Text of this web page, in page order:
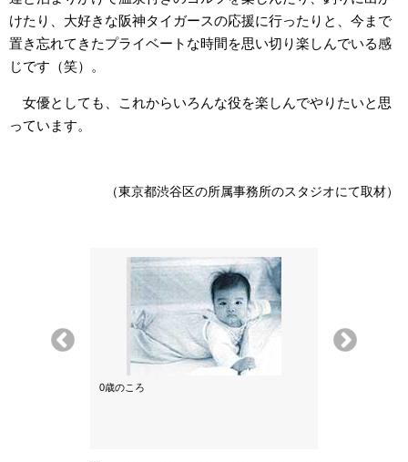
けたり、大好きな阪神タイガースの応援に行ったりと、今まで
置き忘れてきたプライベートな時間を思い切り楽しんでいる感
じです（笑）。
女優としても、これからいろんな役を楽しんでやりたいと思
っています。
（東京都渋谷区の所属事務所のスタジオにて取材）
0歳のころ